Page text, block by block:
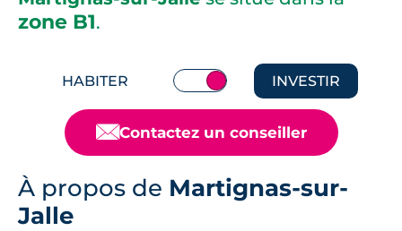
zone B1.
HABITER INVESTIR
📧Contactez un conseiller
À propos de Martignas-sur-
Jalle